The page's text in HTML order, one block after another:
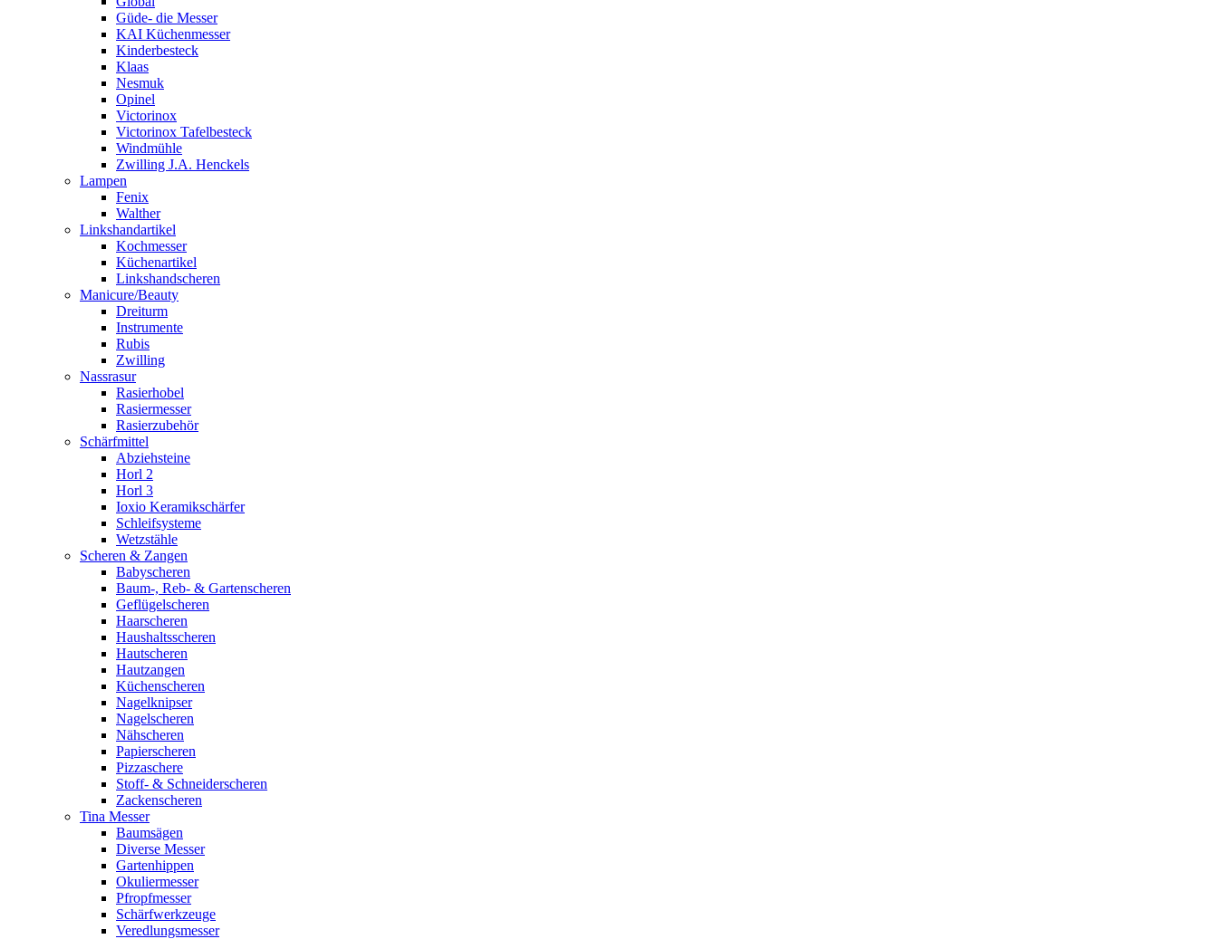
Güde- die Messer
KAI Küchenmesser
Kinderbesteck
Klaas
Nesmuk
Opinel
Victorinox
Victorinox Tafelbesteck
Windmühle
Zwilling J.A. Henckels
Lampen
Fenix
Walther
Linkshandartikel
Kochmesser
Küchenartikel
Linkshandscheren
Manicure/Beauty
Dreiturm
Instrumente
Rubis
Zwilling
Nassrasur
Rasierhobel
Rasiermesser
Rasierzubehör
Schärfmittel
Abziehsteine
Horl 2
Horl 3
Ioxio Keramikschärfer
Schleifsysteme
Wetzstähle
Scheren & Zangen
Babyscheren
Baum-, Reb- & Gartenscheren
Geflügelscheren
Haarscheren
Haushaltsscheren
Hautscheren
Hautzangen
Küchenscheren
Nagelknipser
Nagelscheren
Nähscheren
Papierscheren
Pizzaschere
Stoff- & Schneiderscheren
Zackenscheren
Tina Messer
Baumsägen
Diverse Messer
Gartenhippen
Okuliermesser
Pfropfmesser
Schärfwerkzeuge
Veredlungsmesser